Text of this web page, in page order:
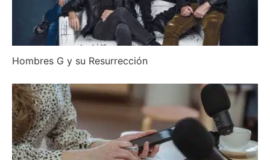
Hombres G y su Resurrección